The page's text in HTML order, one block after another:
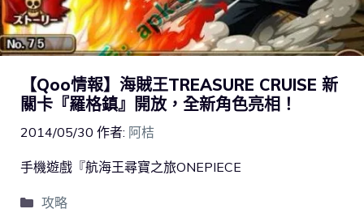
【Qoo情報】海賊王TREASURE CRUISE 新
關卡『羅格鎮』開放，全新角色亮相！
2014/05/30 作者: 阿桔
手機遊戲『航海王尋寶之旅ONEPIECE
攻略